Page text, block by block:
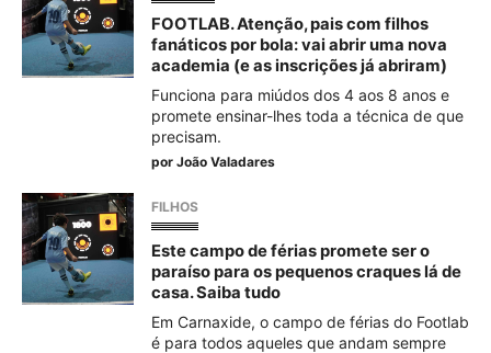
FOOTLAB. Atenção, pais com filhos
fanáticos por bola: vai abrir uma nova
academia (e as inscrições já abriram)
Funciona para miúdos dos 4 aos 8 anos e
promete ensinar-lhes toda a técnica de que
precisam.
por João Valadares
FILHOS
Este campo de férias promete ser o
paraíso para os pequenos craques lá de
casa. Saiba tudo
Em Carnaxide, o campo de férias do Footlab
é para todos aqueles que andam sempre